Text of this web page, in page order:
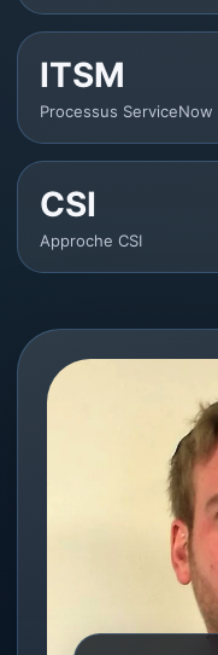
ITSM
Processus ServiceNow
CSI
Approche CSI